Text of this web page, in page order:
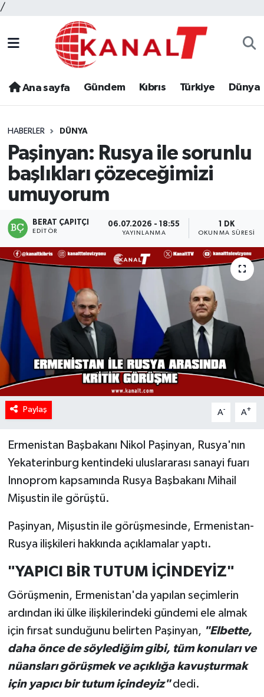
/
Ana sayfa Gündem Kıbrıs Türkiye Dünya
HABERLER DÜNYA
Paşinyan: Rusya ile sorunlu
başlıkları çözeceğimizi
umuyorum
BERAT ÇAPITÇI
EDITÖR
06.07.2026 - 18:55
YAYINLANMA
1 DK
OKUNMA SÜRESI
Paylaş A- A+
Ermenistan Başbakanı Nikol Paşinyan, Rusya'nın
Yekaterinburg kentindeki uluslararası sanayi fuarı
Innoprom kapsamında Rusya Başbakanı Mihail
Mişustin ile görüştü.
Paşinyan, Mişustin ile görüşmesinde, Ermenistan-
Rusya ilişkileri hakkında açıklamalar yaptı.
"YAPICI BİR TUTUM İÇİNDEYİZ"
Görüşmenin, Ermenistan'da yapılan seçimlerin
ardından iki ülke ilişkilerindeki gündemi ele almak
için fırsat sunduğunu belirten Paşinyan, "Elbette,
daha önce de söylediğim gibi, tüm konuları ve
nüansları görüşmek ve açıklığa kavuşturmak
için yapıcı bir tutum içindeyiz"dedi.